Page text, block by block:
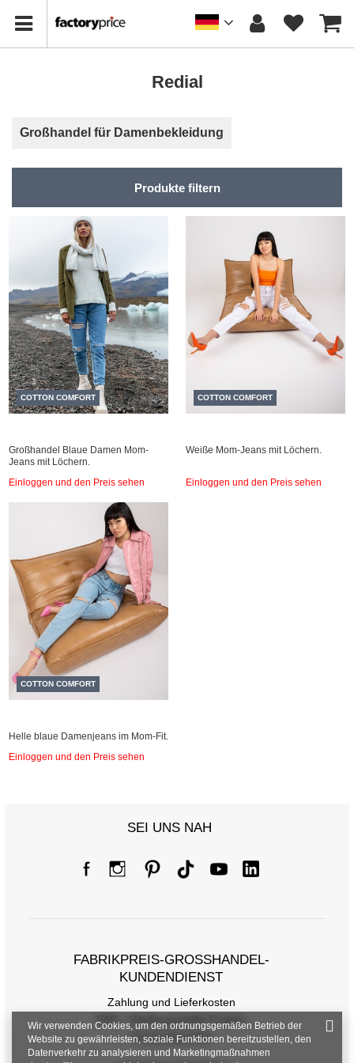
Redial
Großhandel für Damenbekleidung
Produkte filtern
COTTON COMFORT
Großhandel Blaue Damen Mom-
Jeans mit Löchern.
Einloggen und den Preis sehen
COTTON COMFORT
Weiße Mom-Jeans mit Löchern.
Einloggen und den Preis sehen
COTTON COMFORT
Helle blaue Damenjeans im Mom-Fit.
Einloggen und den Preis sehen
SEI UNS NAH
FABRIKPREIS-GROSSHANDEL-K
UNDENDIENST
Zahlung und Lieferkosten
FAQ - Häufig gestellte Fragen
Rückgabepolitik
Wir verwenden Cookies, um den ordnungsgemäßen Betrieb der
Website zu gewährleisten, soziale Funktionen bereitzustellen, den
Datenverkehr zu analysieren und Marketingmaßnahmen